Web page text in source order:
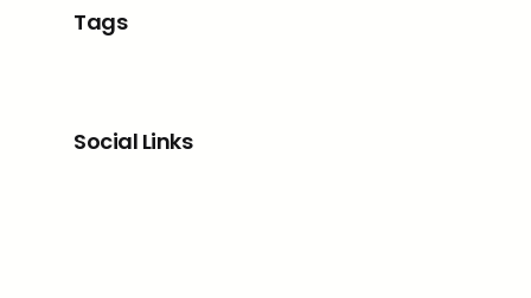
Tags
Social Links